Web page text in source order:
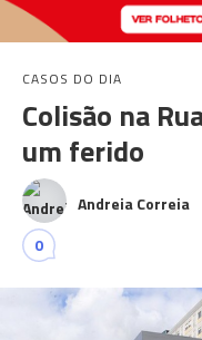
CASOS DO DIA
Colisão na
um ferido
Andreia Correia
0